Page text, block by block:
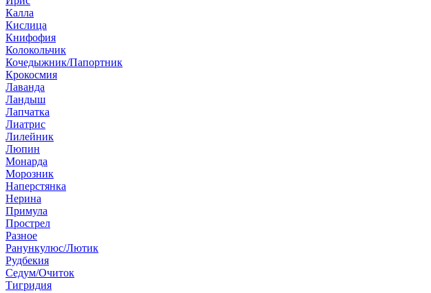
Калла
Кислица
Книфофия
Колокольчик
Кочедыжник/Папортник
Крокосмия
Лаванда
Ландыш
Лапчатка
Лиатрис
Лилейник
Люпин
Монарда
Морозник
Наперстянка
Нерина
Примула
Прострел
Разное
Ранункулюс/Лютик
Рудбекия
Седум/Очиток
Тигридия